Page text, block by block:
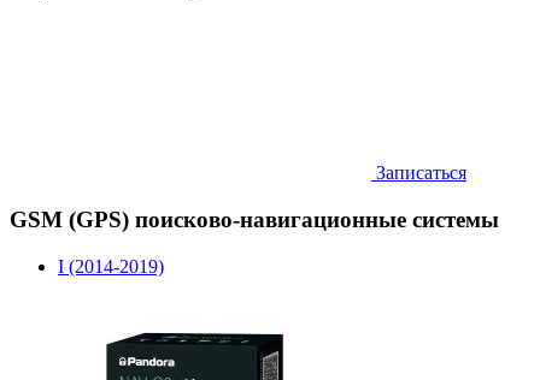
Записаться
GSM (GPS) поисково-навигационные системы
I (2014-2019)